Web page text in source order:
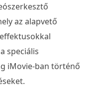
az alapvető
speciális
iMovie-ban történő